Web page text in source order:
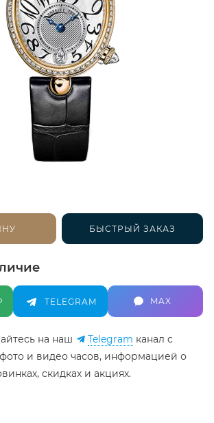
БЫСТРЫЙ ЗАКАЗ
TELEGRAM MAX
на наш Telegram канал c
и видео часов, информацией о
скидках и акциях.